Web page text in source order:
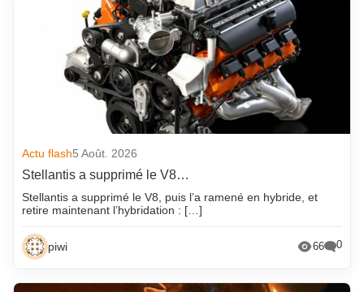
Actu flash5 Août. 2026
Stellantis a supprimé le V8…
Stellantis a supprimé le V8, puis l’a ramené en hybride, et
retire maintenant l’hybridation : […]
piwi 66 0